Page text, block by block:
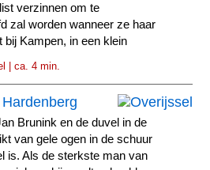
verzinnen om te
zal worden wanneer ze haar
bij Kampen, in een klein
| ca. 4 min.
Brunink en de duvel in de
van gele ogen in de schuur
is. Als de sterkste man van